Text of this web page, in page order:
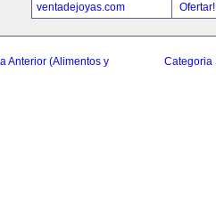
ventadejoyas.com
Anterior (Alimentos y
Categoria